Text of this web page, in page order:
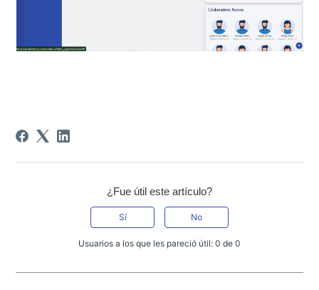
¿Fue útil este artículo?
Sí No
Usuarios a los que les pareció útil: 0 de 0